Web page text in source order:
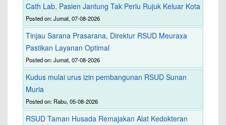
Cath Lab, Pasien Jantung Tak Perlu Rujuk Keluar Kota
Posted on: Jumat, 07-08-2026
Tinjau Sarana Prasarana, Direktur RSUD Meuraxa
Pastikan Layanan Optimal
Posted on: Jumat, 07-08-2026
Kudus mulai urus izin pembangunan RSUD Sunan
Muria
Posted on: Rabu, 05-08-2026
RSUD Taman Husada Remajakan Alat Kedokteran